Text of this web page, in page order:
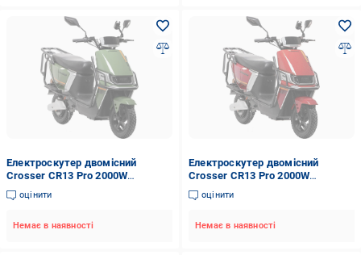
Електроскутер двомісний
Crosser CR13 Pro 2000W
76,8V/30Ah Зелений
оцінити
Немає в наявності
Електроскутер двомісний
Crosser CR13 Pro 2000W
76,8V/30Ah Червоний
оцінити
Немає в наявності